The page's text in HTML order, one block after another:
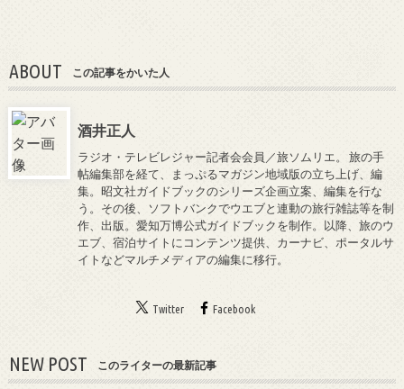
ABOUT この記事をかいた人
酒井正人
ラジオ・テレビレジャー記者会会員／旅ソムリエ。 旅の手
帖編集部を経て、まっぷるマガジン地域版の立ち上げ、編
集。昭文社ガイドブックのシリーズ企画立案、編集を行な
う。その後、ソフトバンクでウエブと連動の旅行雑誌等を制
作、出版。愛知万博公式ガイドブックを制作。以降、旅のウ
エブ、宿泊サイトにコンテンツ提供、カーナビ、ポータルサ
イトなどマルチメディアの編集に移行。
Twitter Facebook
NEW POST このライターの最新記事